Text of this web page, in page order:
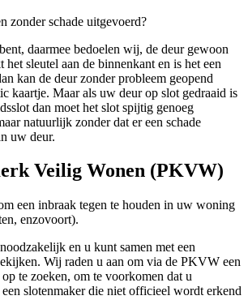
zonder schade uitgevoerd?
daarmee bedoelen wij, de deur gewoon
het sleutel aan de binnenkant en is het een
kan de deur zonder probleem geopend
kaartje. Maar als uw deur op slot gedraaid is
dan moet het slot spijtig genoeg
natuurlijk zonder dat er een schade
uw deur.
Veilig Wonen (PKVW)
een inbraak tegen te houden in uw woning
enzovoort).
en u kunt samen met een
Wij raden u aan om via de PKVW een
te zoeken, om te voorkomen dat u
slotenmaker die niet officieel wordt erkend